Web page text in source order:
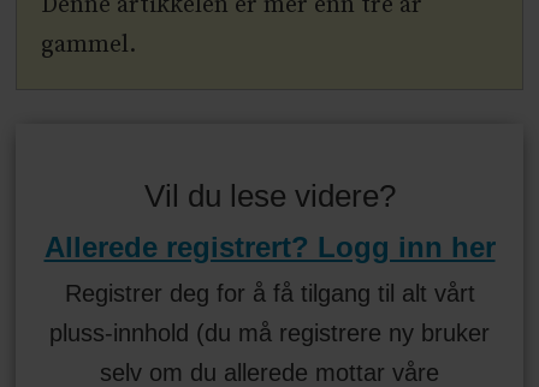
gammel.
Vil du lese videre?
Allerede registrert? Logg inn her
Registrer deg for å få tilgang til alt vårt
pluss-innhold (du må registrere ny bruker
selv om du allerede mottar våre